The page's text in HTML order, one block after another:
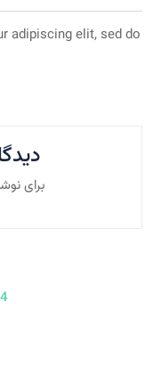
adipiscing elit, sed do
برای